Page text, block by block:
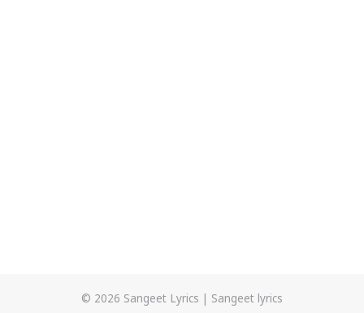
© 2026 Sangeet Lyrics | Sangeet lyrics